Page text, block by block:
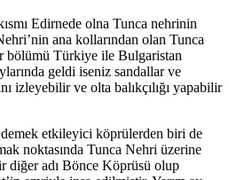
Edirnede olna Tunca nehrinin
ana kollarından olan Tunca
bölümü Türkiye ile Bulgaristan
geldi iseniz sandallar ve
izleyebilir ve olta balıkçılığı yapabilir
etkileyici köprülerden biri de
noktasında Tunca Nehri üzerine
diğer adı Bönce Köprüsü olup